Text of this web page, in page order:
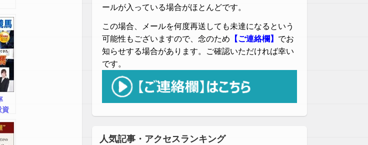
資
ールが入っている場合がほとんどです。
この場合、メールを何度再送しても未達になるという
可能性もございますので、念のため 【ご連絡欄】 でお
知らせする場合があります。ご確認いただければ幸い
です。
人気記事・アクセスランキング